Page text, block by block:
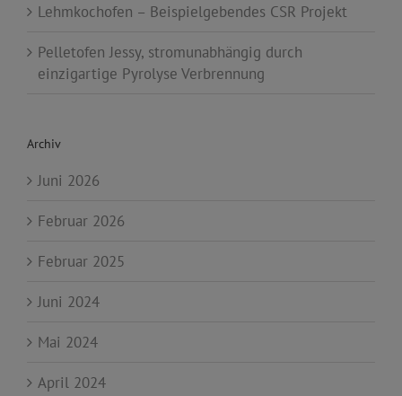
Lehmkochofen – Beispielgebendes CSR Projekt
Pelletofen Jessy, stromunabhängig durch
einzigartige Pyrolyse Verbrennung
Archiv
Juni 2026
Februar 2026
Februar 2025
Juni 2024
Mai 2024
April 2024